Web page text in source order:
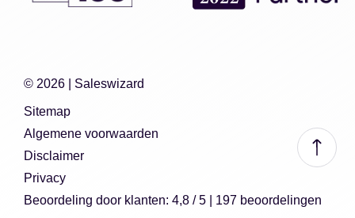
© 2026 | Saleswizard
Sitemap
Algemene voorwaarden
Disclaimer
Privacy
Beoordeling door klanten: 4,8 /5 197 beoordelingen